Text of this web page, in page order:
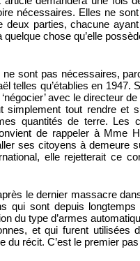
nécessaires. Elles ne
deux parties, chacune
quelque chose qu’elle
ne sont pas nécessaires,
telles qu’établies en
avec le directeur
simplement tout rendre et
quantités de terre.
de rappeler à Mme
ses citoyens à demeure
elle rejetterait ce
le dernier massacre
qui sont depuis
du type d’armes
et qui furent utilisées
du récit. C’est le premier